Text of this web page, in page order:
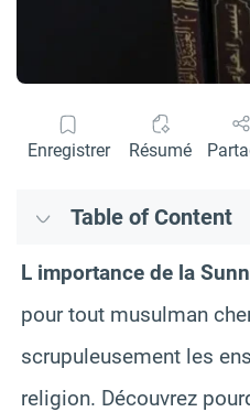
Enregistrer Résumé
Table of Content
L importance de la
pour tout musulman
scrupuleusement les
religion. Découvrez